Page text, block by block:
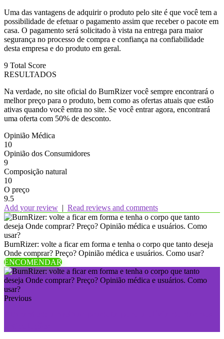
Uma das vantagens de adquirir o produto pelo site é que você tem a
possibilidade de efetuar o pagamento assim que receber o pacote em
casa. O pagamento será solicitado à vista na entrega para maior
segurança no processo de compra e confiança na confiabilidade
desta empresa e do produto em geral.
9 Total Score
RESULTADOS
Na verdade, no site oficial do BurnRizer você sempre encontrará o
melhor preço para o produto, bem como as ofertas atuais que estão
ativas quando você entra no site. Se você entrar agora, encontrará
uma oferta com 50% de desconto.
Opinião Médica
10
Opinião dos Consumidores
9
Composição natural
10
O preço
9.5
Add your review | Read reviews and comments
BurnRizer: volte a ficar em forma e tenha o corpo que tanto deseja
Onde comprar? Preço? Opinião médica e usuários. Como usar?
ENCOMENDAR
Previous